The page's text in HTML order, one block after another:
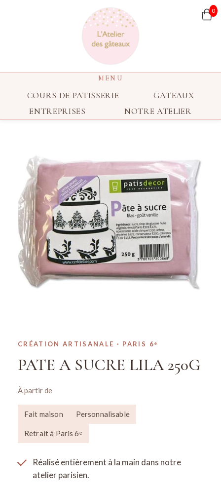
0
COURS DE PATISSERIE
GATEAUX
ENTREPRISES
NOTRE ATELIER
CRÉATION ARTISANALE · PARIS 6ᵉ
PATE A SUCRE LILA 250G
À partir de
Fait maison Personnalisable
Retrait à Paris 6ᵉ
Réalisé entièrement à la main dans notre
atelier parisien.